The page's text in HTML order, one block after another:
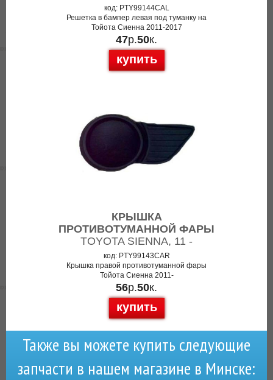
код: PTY99144CAL
Решетка в бампер левая под туманку на
Тойота Сиенна 2011-2017
47р.50к.
купить
КРЫШКА
ПРОТИВОТУМАННОЙ ФАРЫ
TOYOTA SIENNA, 11 -
код: PTY99143CAR
Крышка правой противотуманной фары
Тойота Сиенна 2011-
56р.50к.
купить
Также вы можете купить следующие
запчасти в нашем магазине в Минске: